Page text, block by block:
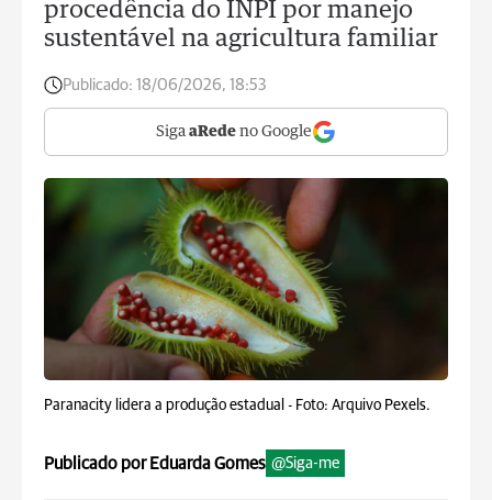
procedência do INPI por manejo
sustentável na agricultura familiar
Publicado: 18/06/2026, 18:53
Siga aRede no Google
Paranacity lidera a produção estadual - Foto: Arquivo Pexels.
Publicado por Eduarda Gomes @Siga-me